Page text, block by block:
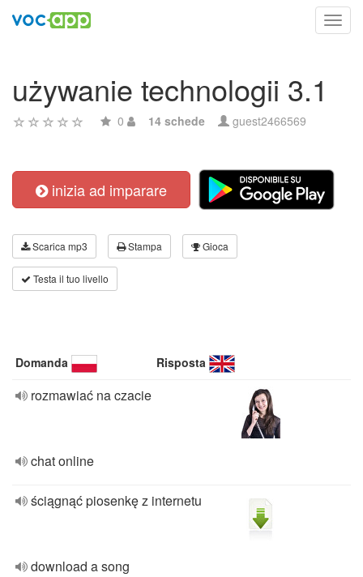
używanie technologii 3.1
0 14 schede guest2466569
inizia ad imparare
Scarica mp3 Stampa Gioca
Testa il tuo livello
Domanda Risposta
rozmawiać na czacie
chat online
ściągnąć piosenkę z internetu
download a song